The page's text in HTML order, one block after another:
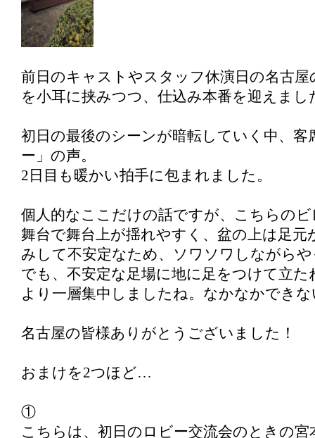
前日のキャストやスタッフ休演日の名古屋
を小耳に挟みつつ、仕込み本番を迎えまし
初日の最後のシーンが暗転していく中、客
ー」の声。
2日目も暖かい拍手に包まれました。
個人的なここだけの話ですが、こちらの
舞台で舞台上が揺れやすく、盆の上は足元
みして不安定なため、ソワソワしながら
でも、不安定な足場に地に足をつけて立
より一層集中しましたね。なかなかでき
名古屋の皆様ありがとうございました！
おまけを2つほど…
①
こちらは、初日のロビー交流会のときの宮